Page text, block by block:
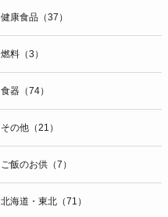
健康食品（37）
燃料（3）
食器（74）
その他（21）
ご飯のお供（7）
北海道・東北（71）